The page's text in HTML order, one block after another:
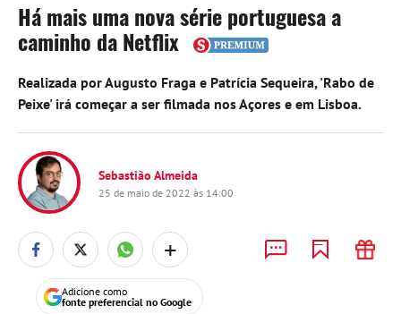
Há mais uma nova série portuguesa a
caminho da Netflix
Realizada por Augusto Fraga e Patrícia Sequeira, 'Rabo de
Peixe' irá começar a ser filmada nos Açores e em Lisboa.
Sebastião Almeida
25 de maio de 2022 às 14:00
+
Adicione como
fonte preferencial no Google